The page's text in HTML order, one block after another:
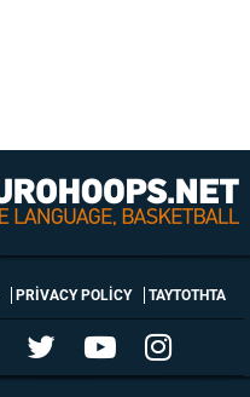
PRIVACY POLICY ΤΑΥΤΟΤΗΤΑ